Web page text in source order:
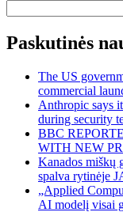
Paskutinės
The US
commercial
Anthropic says
during security
BBC
WITH NEW
Kanados miškų
spalva rytinėje
„Applied
AI modelį visai